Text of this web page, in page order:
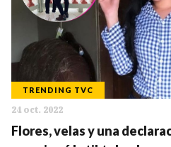
TRENDING TVC
24 oct. 2022
Flores, velas y una